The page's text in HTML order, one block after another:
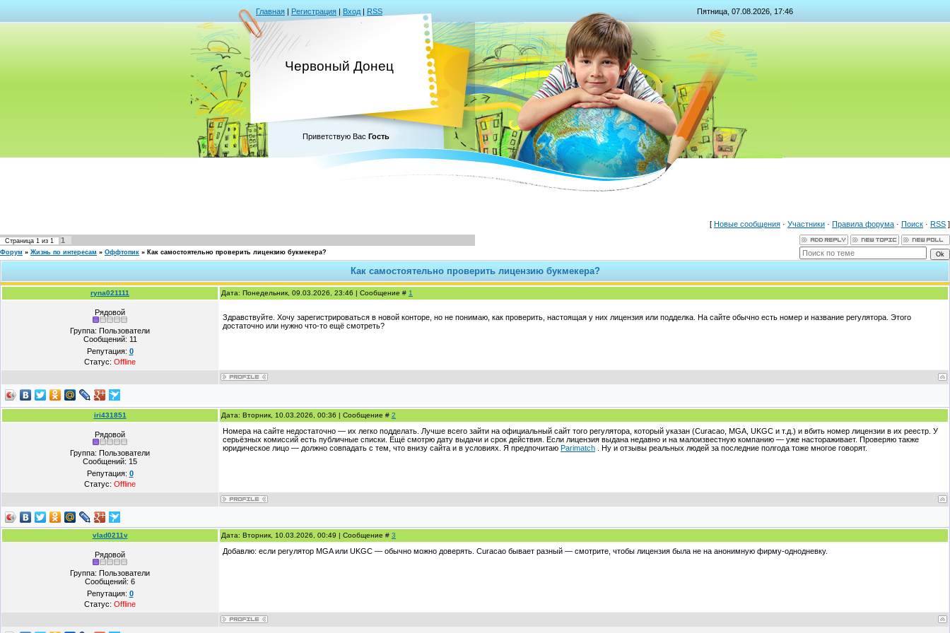
Главная | Регистрация | Вход | RSS Пятница, 07.08.2026, 17:46
Червоный Донец
Приветствую Вас Гость
[ Новые сообщения · Участники · Правила форума · Поиск · RSS ]
Страница 1 из 1 1
Форум » Жизнь по интересам » Оффтопик » Как самостоятельно проверить лицензию букмекера?
Как самостоятельно проверить лицензию букмекера?
ryna021111 Дата: Понедельник, 09.03.2026, 23:46 | Сообщение # 1
Рядовой
Группа: Пользователи
Сообщений: 11
Репутация: 0
Статус: Offline
Здравствуйте. Хочу зарегистрироваться в новой конторе, но не понимаю, как проверить, настоящая у них лицензия или подделка. На сайте обычно есть номер и название регулятора. Этого
достаточно или нужно что-то ещё смотреть?
iri431851 Дата: Вторник, 10.03.2026, 00:36 | Сообщение # 2
Рядовой
Группа: Пользователи
Сообщений: 15
Репутация: 0
Статус: Offline
Номера на сайте недостаточно — их легко подделать. Лучше всего зайти на официальный сайт того регулятора, который указан (Curacao, MGA, UKGC и т.д.) и вбить номер лицензии в их реестр. У
серьёзных комиссий есть публичные списки. Ещё смотрю дату выдачи и срок действия. Если лицензия выдана недавно и на малоизвестную компанию — уже настораживает. Проверяю также
юридическое лицо — должно совпадать с тем, что внизу сайта и в условиях. Я предпочитаю Parimatch . Ну и отзывы реальных людей за последние полгода тоже многое говорят.
vlad0211v Дата: Вторник, 10.03.2026, 00:49 | Сообщение # 3
Рядовой
Группа: Пользователи
Сообщений: 6
Репутация: 0
Статус: Offline
Добавлю: если регулятор MGA или UKGC — обычно можно доверять. Curacao бывает разный — смотрите, чтобы лицензия была не на анонимную фирму-однодневку.